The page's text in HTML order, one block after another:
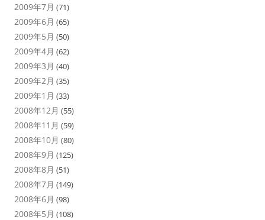
2009年7月 (71)
2009年6月 (65)
2009年5月 (50)
2009年4月 (62)
2009年3月 (40)
2009年2月 (35)
2009年1月 (33)
2008年12月 (55)
2008年11月 (59)
2008年10月 (80)
2008年9月 (125)
2008年8月 (51)
2008年7月 (149)
2008年6月 (98)
2008年5月 (108)